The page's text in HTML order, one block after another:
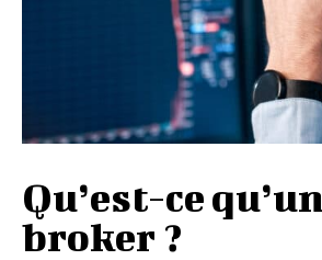
Qu’est-ce qu’un
broker ?